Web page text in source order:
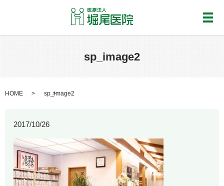
メ
sp_image2
HOME sp_image2
2017/10/26